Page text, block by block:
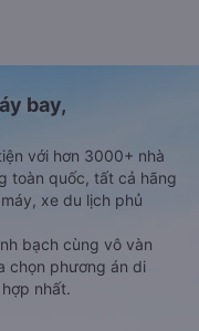
bay,
với hơn 3000+ nhà
toàn quốc, tất cả hãng
xe du lịch phủ
bạch cùng vô vàn
chọn phương án di
nhất.